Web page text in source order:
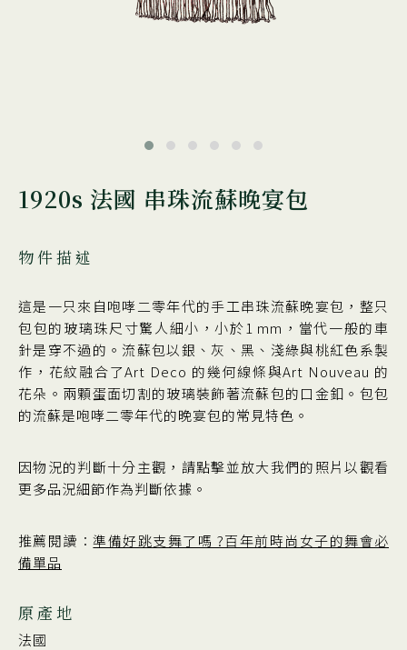
1920s 法國 串珠流蘇晚宴包
物件描述
這是一只來自咆哮二零年代的手工串珠流蘇晚宴包，整只
包包的玻璃珠尺寸驚人細小，小於1 mm，當代一般的車
針是穿不過的。流蘇包以銀、灰、黑、淺綠與桃紅色系製
作，花紋融合了Art Deco 的幾何線條與Art Nouveau 的
花朵。兩顆蛋面切割的玻璃裝飾著流蘇包的口金釦。包包
的流蘇是咆哮二零年代的晚宴包的常見特色。
因物況的判斷十分主觀，請點擊並放大我們的照片以觀看
更多品況細節作為判斷依據。
推薦閱讀：準備好跳支舞了嗎 ?百年前時尚女子的舞會必
備單品
原產地
法國